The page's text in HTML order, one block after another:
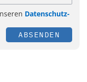
Datenschutz-
ABSENDEN